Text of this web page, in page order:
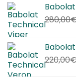
280,00
220,00